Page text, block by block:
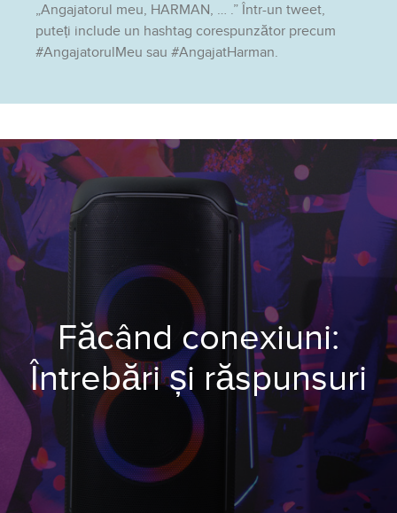
„Angajatorul meu, HARMAN, … .” Într-un tweet,
puteți include un hashtag corespunzător precum
#AngajatorulMeu sau #AngajatHarman.
Făcând conexiuni:
Întrebări și răspunsuri